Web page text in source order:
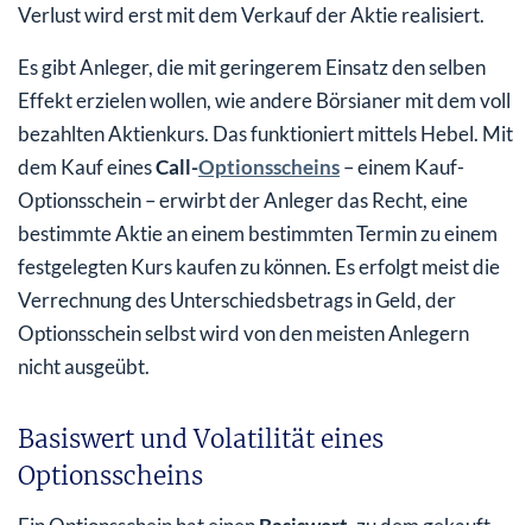
Verlust wird erst mit dem Verkauf der Aktie realisiert.
Es gibt Anleger, die mit geringerem Einsatz den selben
Effekt erzielen wollen, wie andere Börsianer mit dem voll
bezahlten Aktienkurs. Das funktioniert mittels Hebel. Mit
dem Kauf einesCall-Optionsscheins– einem Kauf-
Optionsschein – erwirbt der Anleger das Recht, eine
bestimmte Aktie an einem bestimmten Termin zu einem
festgelegten Kurs kaufen zu können. Es erfolgt meist die
Verrechnung des Unterschiedsbetrags in Geld, der
Optionsschein selbst wird von den meisten Anlegern
nicht ausgeübt.
Basiswert und Volatilität eines
Optionsscheins